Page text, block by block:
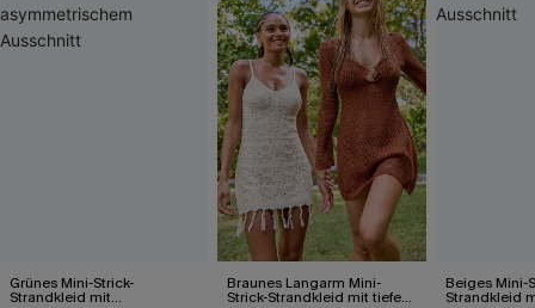
Grünes Mini-Strick-
Strandkleid mit
Braunes Langarm Mini-
Strick-Strandkleid mit tiefem
Beiges Mini-
Strandkleid